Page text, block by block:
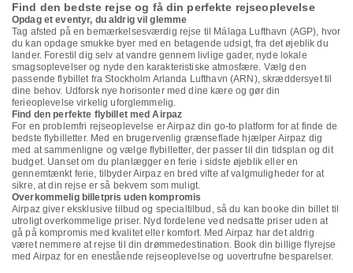
Find den bedste rejse og få din perfekte rejseoplevelse
Opdag et eventyr, du aldrig vil glemme
Tag afsted på en bemærkelsesværdig rejse til Málaga Lufthavn (AGP), hvor
du kan opdage smukke byer med en betagende udsigt, fra det øjeblik du
lander. Forestil dig selv at vandre gennem livlige gader, nyde lokale
smagsoplevelser og nyde den karakteristiske atmosfære. Vælg den
passende flybillet fra Stockholm Arlanda Lufthavn (ARN), skræddersyet til
dine behov. Udforsk nye horisonter med dine kære og gør din
ferieoplevelse virkelig uforglemmelig.
Find den perfekte flybillet med Airpaz
For en problemfri rejseoplevelse er Airpaz din go-to platform for at finde de
bedste flybilletter. Med en brugervenlig grænseflade hjælper Airpaz dig
med at sammenligne og vælge flybilletter, der passer til din tidsplan og dit
budget. Uanset om du planlægger en ferie i sidste øjeblik eller en
gennemtænkt ferie, tilbyder Airpaz en bred vifte af valgmuligheder for at
sikre, at din rejse er så bekvem som muligt.
Overkommelig billetpris uden kompromis
Airpaz giver eksklusive tilbud og specialtilbud, så du kan booke din billet til
utroligt overkommelige priser. Nyd fordelene ved nedsatte priser uden at
gå på kompromis med kvalitet eller komfort. Med Airpaz har det aldrig
været nemmere at rejse til din drømmedestination. Book din billige flyrejse
med Airpaz for en enestående rejseoplevelse og uovertrufne besparelser.